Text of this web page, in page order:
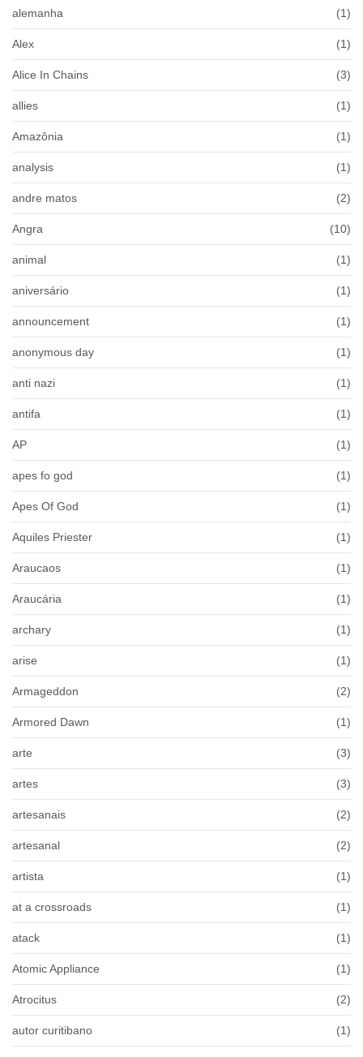
alemanha (1)
Alex (1)
Alice In Chains (3)
allies (1)
Amazônia (1)
analysis (1)
andre matos (2)
Angra (10)
animal (1)
aniversário (1)
announcement (1)
anonymous day (1)
anti nazi (1)
antifa (1)
AP (1)
apes fo god (1)
Apes Of God (1)
Aquiles Priester (1)
Araucaos (1)
Araucária (1)
archary (1)
arise (1)
Armageddon (2)
Armored Dawn (1)
arte (3)
artes (3)
artesanais (2)
artesanal (2)
artista (1)
at a crossroads (1)
atack (1)
Atomic Appliance (1)
Atrocitus (2)
autor curitibano (1)